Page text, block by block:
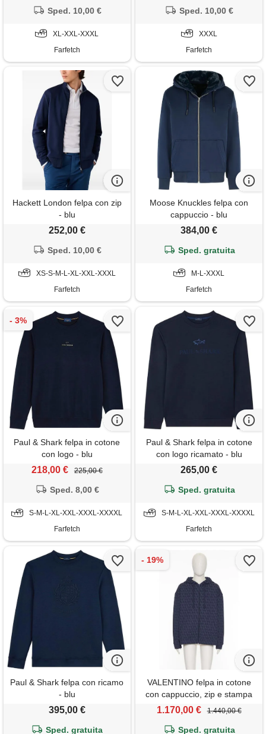
Sped. 10,00 €
XL-XXL-XXXL
Farfetch
Sped. 10,00 €
XXXL
Farfetch
Hackett London felpa con zip
- blu
252,00 €
Sped. 10,00 €
XS-S-M-L-XL-XXL-XXXL
Farfetch
Moose Knuckles felpa con
cappuccio - blu
384,00 €
Sped. gratuita
M-L-XXXL
Farfetch
Paul & Shark felpa in cotone
con logo - blu
218,00 € 225,00 €
Sped. 8,00 €
S-M-L-XL-XXL-XXXL-XXXXL
Farfetch
Paul & Shark felpa in cotone
con logo ricamato - blu
265,00 €
Sped. gratuita
S-M-L-XL-XXL-XXXL-XXXXL
Farfetch
Paul & Shark felpa con ricamo
- blu
395,00 €
Sped. gratuita
VALENTINO felpa in cotone
con cappuccio, zip e stampa
toile iconographe
1.170,00 € 1.440,00 €
Sped. gratuita